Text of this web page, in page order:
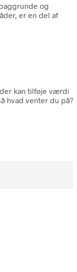
og
er en del af
kan tilføje værdi
hvad venter du på?